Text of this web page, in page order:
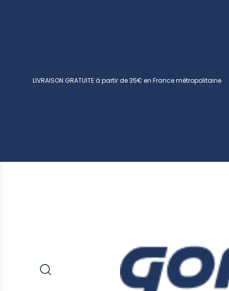
LIVRAISON GRATUITE à partir de 35€ en France métropolitaine